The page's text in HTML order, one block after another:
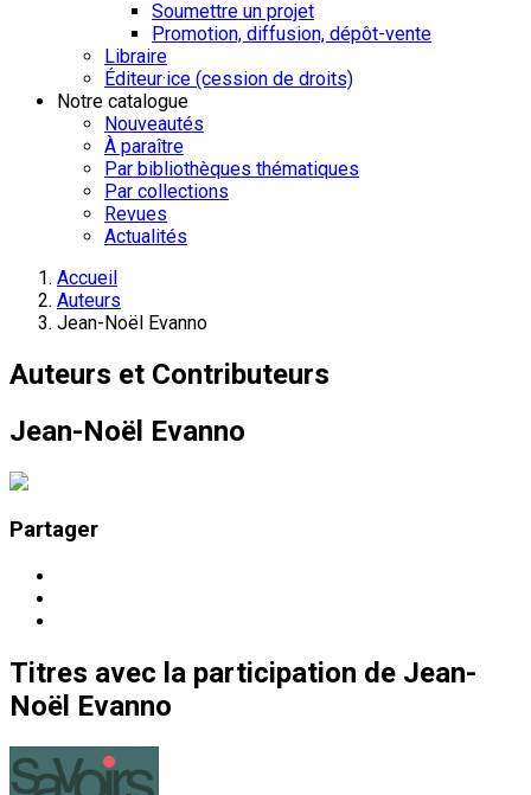
Soumettre un projet
Promotion, diffusion, dépôt-vente
Libraire
Éditeur·ice (cession de droits)
Notre catalogue
Nouveautés
À paraître
Par bibliothèques thématiques
Par collections
Revues
Actualités
Accueil
Auteurs
Jean-Noël Evanno
Auteurs et Contributeurs
Jean-Noël Evanno
Partager
Titres avec la participation de Jean-
Noël Evanno